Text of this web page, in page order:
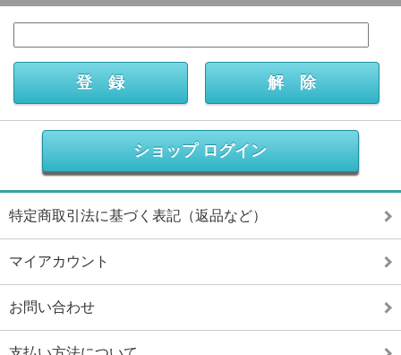
ショップ ログイン
特定商取引法に基づく表記（返品など）
マイアカウント
お問い合わせ